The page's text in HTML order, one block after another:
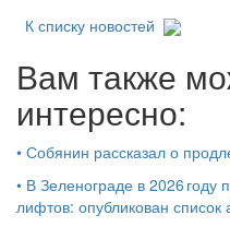
К списку новостей
Вам также
интересно:
• Собянин рассказал о
• В Зеленограде в 2026 году
лифтов: опубликован список